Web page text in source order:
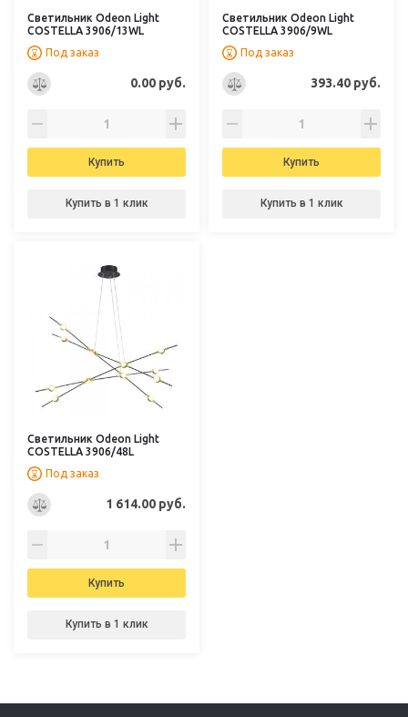
Светильник Odeon Light
COSTELLA 3906/13WL
Под заказ
0.00 руб.
Купить
Купить в 1 клик
Светильник Odeon Light
COSTELLA 3906/9WL
Под заказ
393.40 руб.
Купить
Купить в 1 клик
Светильник Odeon Light
COSTELLA 3906/48L
Под заказ
1 614.00 руб.
Купить
Купить в 1 клик